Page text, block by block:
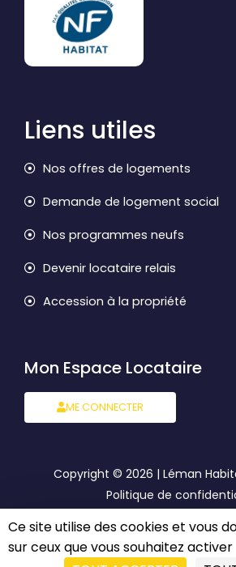
Ce site utilise des cookies et vous
sur ceux que vous souhaitez activer
Liens utiles
Nos offres de logements
Demande de logement social
Nos programmes neufs
Devenir locataire relais
Accession à la propriété
Mon Espace Locataire
ME CONNECTER
Copyright © 2026 | Léman
Politique de
Mentions légales